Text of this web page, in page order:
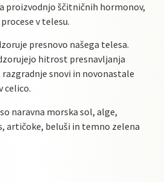
proizvodnjo ščitničnih hormonov,
v telesu.
presnovo našega telesa.
hitrost presnavljanja
snovi in novonastale
celico.
naravna morska sol, alge,
artičoke, beluši in temno zelena